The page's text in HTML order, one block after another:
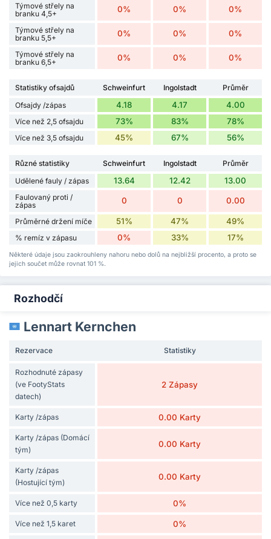
Týmové střely na
branku 4,5+
0% 0% 0%
Týmové střely na
branku 5,5+
0% 0% 0%
Týmové střely na
branku 6,5+
0% 0% 0%
Statistiky ofsajdů Schweinfurt Ingolstadt
Průměr
Ofsajdy /zápas
4.18 4.17 4.00
Více než 2,5 ofsajdu 73% 83% 78%
Více než 3,5 ofsajdu 45% 67% 56%
Různé statistiky Schweinfurt Ingolstadt
Průměr
Udělené fauly / zápas
13.64 12.42 13.00
Faulovaný proti /
zápas
0 0 0.00
Průměrné držení míče 51% 47% 49%
% remíz v zápasu 0% 33% 17%
Některé údaje jsou zaokrouhleny nahoru nebo dolů na nejbližší procento, a proto se
jejich součet může rovnat 101 %.
Rozhodčí
Lennart Kernchen
Rezervace Statistiky
Rozhodnuté zápasy
(ve FootyStats
datech)
2 Zápasy
Karty /zápas 0.00 Karty
Karty /zápas (Domácí
tým)
0.00 Karty
Karty /zápas
(Hostující tým)
0.00 Karty
Více než 0,5 karty 0%
Více než 1,5 karet 0%